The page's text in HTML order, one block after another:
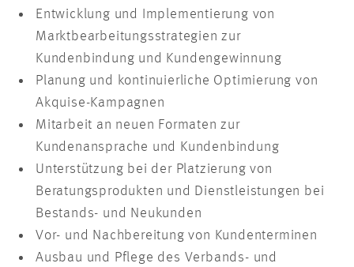
Entwicklung und Implementierung von
Marktbearbeitungsstrategien zur
Kundenbindung und Kundengewinnung
Planung und kontinuierliche Optimierung von
Akquise-Kampagnen
Mitarbeit an neuen Formaten zur
Kundenansprache und Kundenbindung
Unterstützung bei der Platzierung von
Beratungsprodukten und Dienstleistungen bei
Bestands- und Neukunden
Vor- und Nachbereitung von Kundenterminen
Ausbau und Pflege des Verbands- und